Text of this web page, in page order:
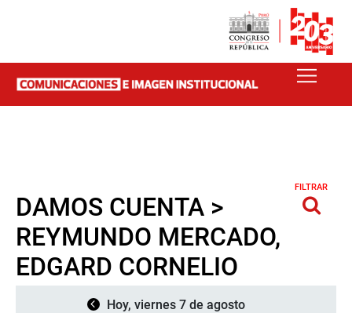
DAMOS CUENTA >
REYMUNDO MERCADO,
EDGARD CORNELIO
FILTRAR
Hoy, viernes 7 de agosto